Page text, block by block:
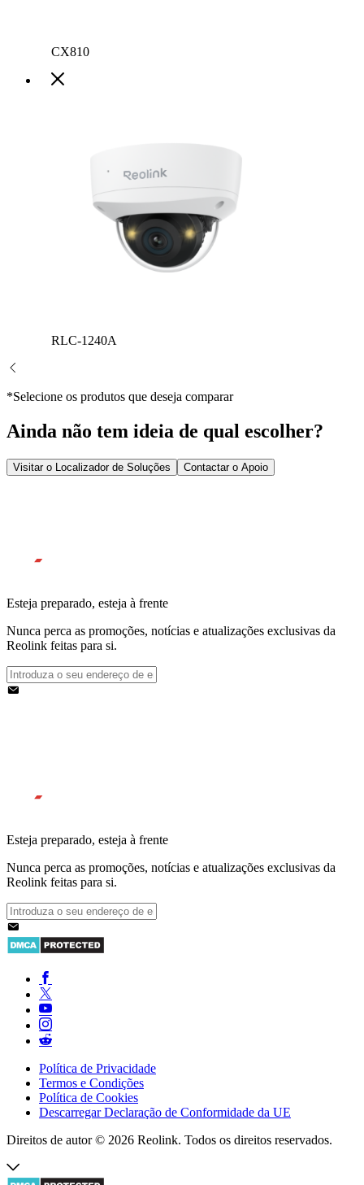
CX810
RLC-1240A
*Selecione os produtos que deseja comparar
Ainda não tem ideia de qual escolher?
Visitar o Localizador de Soluções Contactar o Apoio
Esteja preparado, esteja à frente
Nunca perca as promoções, notícias e atualizações exclusivas da
Reolink feitas para si.
Esteja preparado, esteja à frente
Nunca perca as promoções, notícias e atualizações exclusivas da
Reolink feitas para si.
Política de Privacidade
Termos e Condições
Política de Cookies
Descarregar Declaração de Conformidade da UE
Direitos de autor © 2026 Reolink. Todos os direitos reservados.